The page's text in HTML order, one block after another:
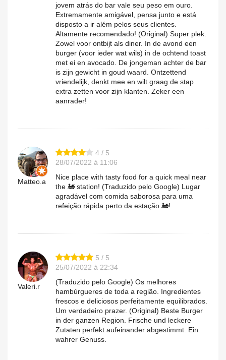
jovem atrás do bar vale seu peso em ouro.
Extremamente amigável, pensa junto e está
disposto a ir além pelos seus clientes.
Altamente recomendado! (Original) Super plek.
Zowel voor ontbijt als diner. In de avond een
burger (voor ieder wat wils) in de ochtend toast
met ei en avocado. De jongeman achter de bar
is zijn gewicht in goud waard. Ontzettend
vriendelijk, denkt mee en wilt graag de stap
extra zetten voor zijn klanten. Zeker een
aanrader!
Matteo.a
4 / 5
28/07/2022 à 11:06
Nice place with tasty food for a quick meal near
the 🚂 station! (Traduzido pelo Google) Lugar
agradável com comida saborosa para uma
refeição rápida perto da estação 🚂!
Valeri.r
5 / 5
25/07/2022 à 22:34
(Traduzido pelo Google) Os melhores
hambúrgueres de toda a região. Ingredientes
frescos e deliciosos perfeitamente equilibrados.
Um verdadeiro prazer. (Original) Beste Burger
in der ganzen Region. Frische und leckere
Zutaten perfekt aufeinander abgestimmt. Ein
wahrer Genuss.